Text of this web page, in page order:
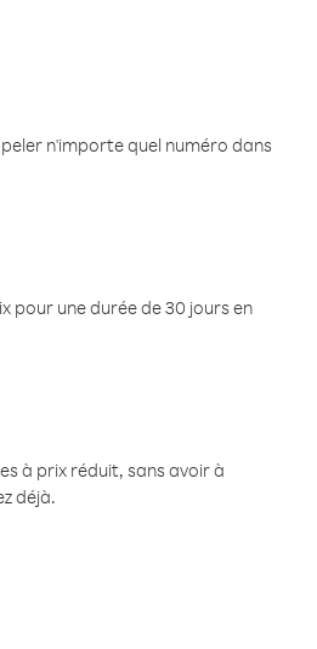
n'importe quel numéro dans
pour une durée de 30 jours en
à prix réduit, sans avoir à
déjà.